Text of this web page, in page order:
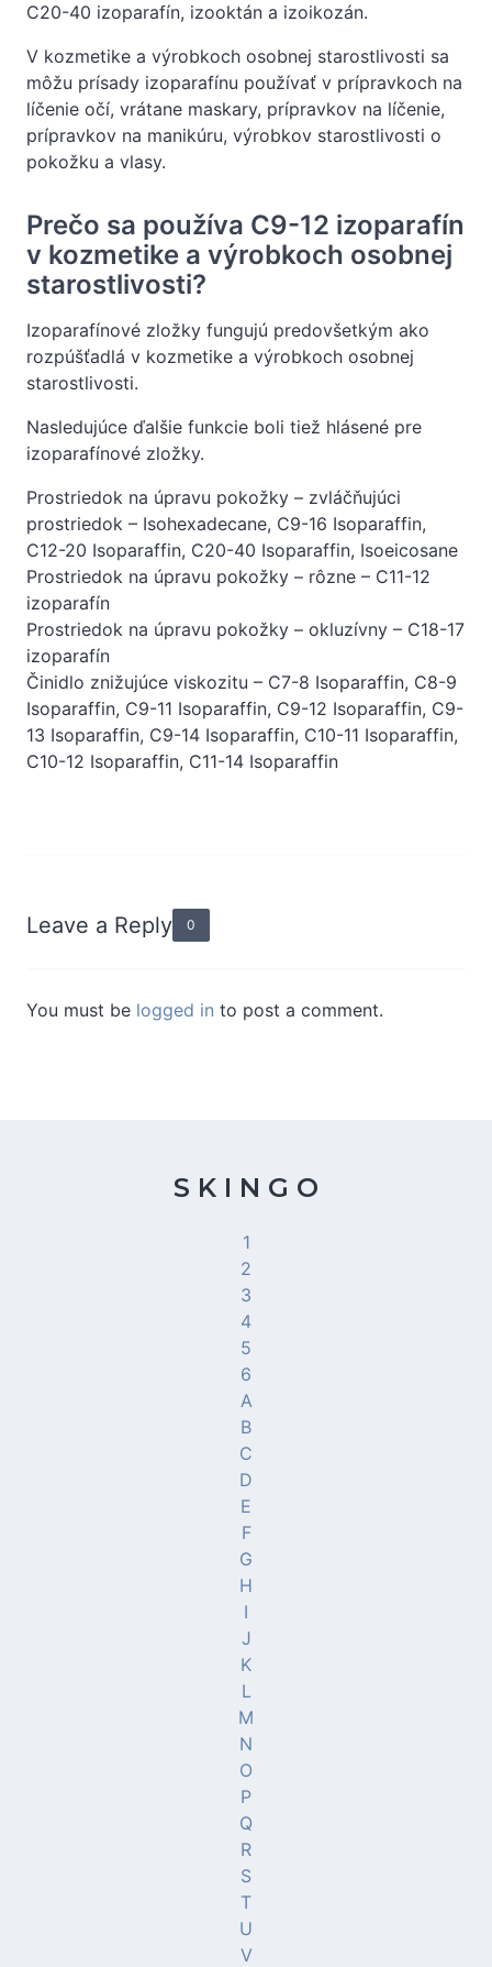
C20-40 izoparafín, izooktán a izoikozán.
V kozmetike a výrobkoch osobnej starostlivosti sa
môžu prísady izoparafínu používať v prípravkoch na
líčenie očí, vrátane maskary, prípravkov na líčenie,
prípravkov na manikúru, výrobkov starostlivosti o
pokožku a vlasy.
Prečo sa používa C9-12 izoparafín
v kozmetike a výrobkoch osobnej
starostlivosti?
Izoparafínové zložky fungujú predovšetkým ako
rozpúšťadlá v kozmetike a výrobkoch osobnej
starostlivosti.
Nasledujúce ďalšie funkcie boli tiež hlásené pre
izoparafínové zložky.
Prostriedok na úpravu pokožky – zvláčňujúci
prostriedok – Isohexadecane, C9-16 Isoparaffin,
C12-20 Isoparaffin, C20-40 Isoparaffin, Isoeicosane
Prostriedok na úpravu pokožky – rôzne – C11-12
izoparafín
Prostriedok na úpravu pokožky – okluzívny – C18-17
izoparafín
Činidlo znižujúce viskozitu – C7-8 Isoparaffin, C8-9
Isoparaffin, C9-11 Isoparaffin, C9-12 Isoparaffin, C9-
13 Isoparaffin, C9-14 Isoparaffin, C10-11 Isoparaffin,
C10-12 Isoparaffin, C11-14 Isoparaffin
Leave a Reply 0
You must be logged in to post a comment.
S K I N G O
1
2
3
4
5
6
A
B
C
D
E
F
G
H
I
J
K
L
M
N
O
P
Q
R
S
T
U
V